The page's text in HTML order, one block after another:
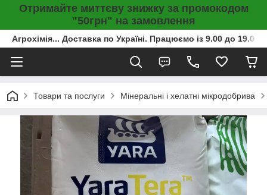
Отримайте миттєву знижку за промокодом
"50грн" на замовлення
Агрохімія... Доставка по Україні. Працюємо із 9.00 до
Товари та послуги Мінеральні і хелатні мікродобрива